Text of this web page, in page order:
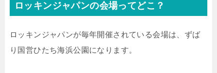
ロッキンジャパンの会場ってどこ？
ロッキンジャパンが毎年開催されている会場は、ずば
り国営ひたち海浜公園になります。